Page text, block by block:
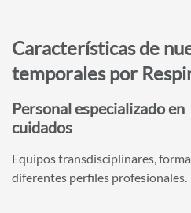
Características de
temporales por
Personal especializado en
cuidados
Equipos transdisciplinares,
diferentes perfiles profesionales.